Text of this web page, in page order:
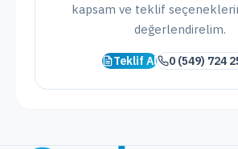
kapsam ve teklif
değerlendirelim.
Teklif Al 0 (549) 724